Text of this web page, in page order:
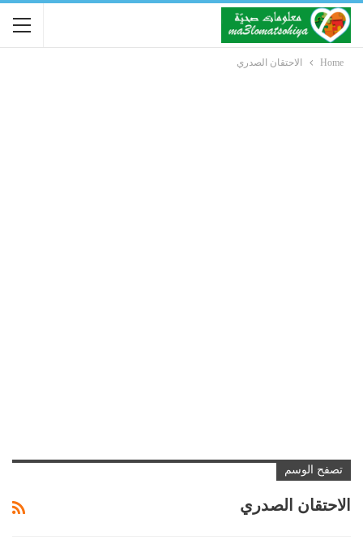
Home الاحتقان الصدري
تصفح الوسم
الاحتقان الصدري